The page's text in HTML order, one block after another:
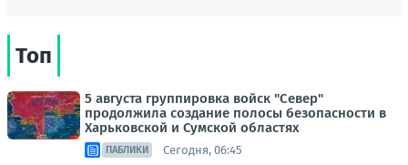
Топ
5 августа группировка войск "Север"
продолжила создание полосы безопасности в
Харьковской и Сумской областях
ПАБЛИКИ Сегодня, 06:45